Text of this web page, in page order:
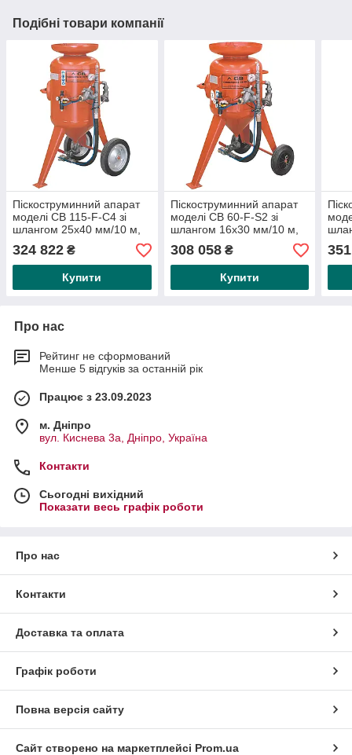
Подібні товари компанії
Піскоструминний апарат
моделі CB 115-F-C4 зі
шлангом 25х40 мм/10 м,
М06 і пультом старт-стоп
(дистанційний
324 822 ₴
Купити
Піскоструминний апарат
моделі CB 60-F-S2 зі
шлангом 16х30 мм/10 м,
М06 і дистанційним
керуванням старт-стоп
308 058₴
Купити
М06
Про нас
Рейтинг не сформований
Менше 5 відгуків за останній рік
Працює з 23.09.2023
м. Дніпро
вул. Киснева 3а, Дніпро, Україна
Контакти
Сьогодні вихідний
Показати весь графік роботи
Про нас
Контакти
Доставка та оплата
Графік роботи
Повна версія сайту
Сайт створено на маркетплейсі Prom.ua